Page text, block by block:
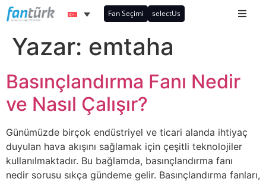
Fan Seçimi selectUs
Yazar: emtaha
Basınçlandırma Fanı Nedir
ve Nasıl Çalışır?
Günümüzde birçok endüstriyel ve ticari alanda ihtiyaç
duyulan hava akışını sağlamak için çeşitli teknolojiler
kullanılmaktadır. Bu bağlamda, basınçlandırma fanı
nedir sorusu sıkça gündeme gelir. Basınçlandırma fanları,